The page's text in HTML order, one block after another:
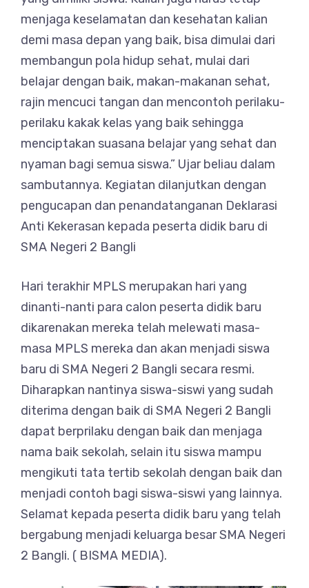
menjaga keselamatan dan kesehatan kalian
demi masa depan yang baik, bisa dimulai dari
membangun pola hidup sehat, mulai dari
belajar dengan baik, makan-makanan sehat,
rajin mencuci tangan dan mencontoh perilaku-
perilaku kakak kelas yang baik sehingga
menciptakan suasana belajar yang sehat dan
nyaman bagi semua siswa.” Ujar beliau dalam
sambutannya. Kegiatan dilanjutkan dengan
pengucapan dan penandatanganan Deklarasi
Anti Kekerasan kepada peserta didik baru di
SMA Negeri 2 Bangli
Hari terakhir MPLS merupakan hari yang
dinanti-nanti para calon peserta didik baru
dikarenakan mereka telah melewati masa-
masa MPLS mereka dan akan menjadi siswa
baru di SMA Negeri 2 Bangli secara resmi.
Diharapkan nantinya siswa-siswi yang sudah
diterima dengan baik di SMA Negeri 2 Bangli
dapat berprilaku dengan baik dan menjaga
nama baik sekolah, selain itu siswa mampu
mengikuti tata tertib sekolah dengan baik dan
menjadi contoh bagi siswa-siswi yang lainnya.
Selamat kepada peserta didik baru yang telah
bergabung menjadi keluarga besar SMA Negeri
2 Bangli. ( BISMA MEDIA).